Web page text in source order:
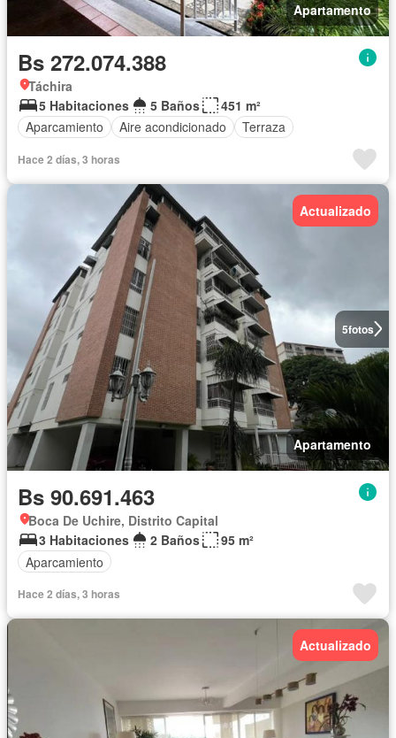
Apartamento
Bs 272.074.388
Táchira
5 Habitaciones
5 Baños
451 m²
Aparcamiento
Aire acondicionado Terraza
Hace 2 días, 3 horas
5fotos
Actualizado
Apartamento
Bs 90.691.463
Boca De Uchire, Distrito Capital
3 Habitaciones
2 Baños
95 m²
Aparcamiento
Hace 2 días, 3 horas
Actualizado